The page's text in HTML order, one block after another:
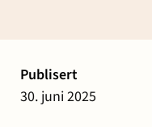
Publisert
30. juni 2025
og
skifte
kontrakter